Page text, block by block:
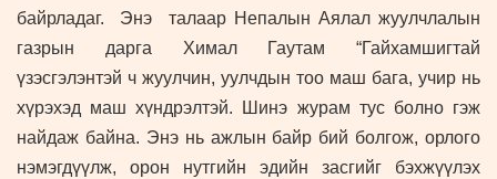
байрладаг. Энэ талаар Непалын Аялал жуулчлалын
газрын дарга Химал Гаутам “Гайхамшигтай
үзэсгэлэнтэй ч жуулчин, уулчдын тоо маш бага, учир нь
хүрэхэд маш хүндрэлтэй. Шинэ журам тус болно гэж
найдаж байна. Энэ нь ажлын байр бий болгож, орлого
нэмэгдүүлж, орон нутгийн эдийн засгийг бэхжүүлэх